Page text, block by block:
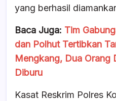
yang berhasil
Baca Juga: Tim
dan Polhut Tertibkan
Mengkang, Dua Orang
Diburu
Kasat Reskrim Polres